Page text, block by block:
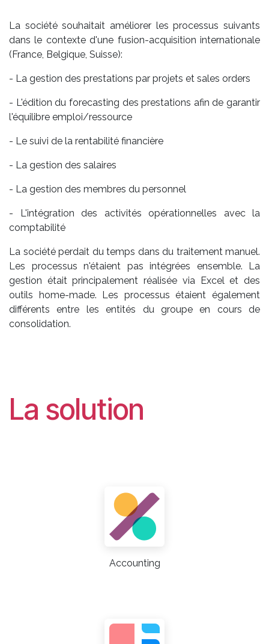
La société souhaitait améliorer les processus suivants
dans le contexte d'une fusion-acquisition internationale
(France, Belgique, Suisse):
- La gestion des prestations par projets et sales orders
- L'édition du forecasting des prestations afin de garantir
l'équilibre emploi/ressource
- Le suivi de la rentabilité financière
- La gestion des salaires
- La gestion des membres du personnel
- L'intégration des activités opérationnelles avec la
comptabilité
La société perdait du temps dans du traitement manuel.
Les processus n'étaient pas intégrées ensemble. La
gestion était principalement réalisée via Excel et des
outils home-made. Les processus étaient également
différents entre les entités du groupe en cours de
consolidation.
La solution
Accounting